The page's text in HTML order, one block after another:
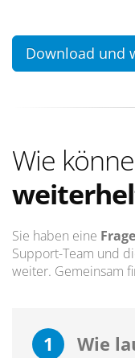
Download und
Wie
Sie haben eine Frage
Support-Team und
weiter. Gemeinsam
1 Wie